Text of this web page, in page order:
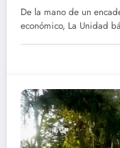
De la mano de un
económico, La Unidad